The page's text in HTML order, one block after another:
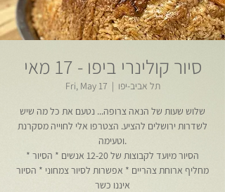
סיור קולינרי ביפו - 17 מאי
Fri, May 17
  |
תל אביב-יפו
שלוש שעות של הנאה צרופה... נטעם את כל מה שיש
לשדרות ירושלים להציע. הצטרפו אלי לחוייה מסקרנת
וטעימה.
* הסיור מיועד לקבוצות של 12-20 אנשים * הסיור
מחליף ארוחת צהריים * אפשרות לסיור צמחוני * הסיור
איננו כשר